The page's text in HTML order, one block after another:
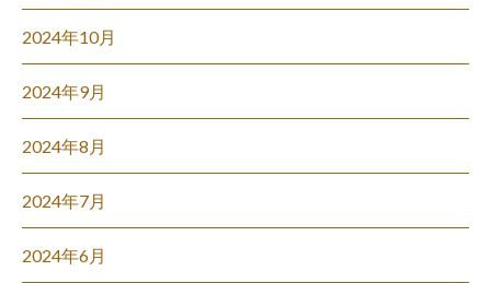
2024年10月
2024年9月
2024年8月
2024年7月
2024年6月